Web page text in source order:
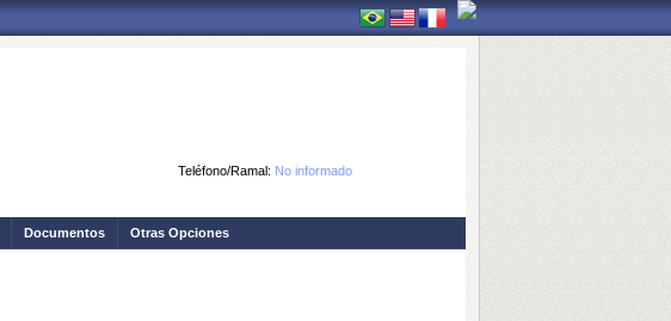
Teléfono/Ramal: No informado
Documentos Otras Opciones